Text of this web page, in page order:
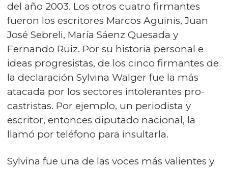
del año 2003. Los otros cuatro firmantes
fueron los escritores Marcos Aguinis, Juan
José Sebreli, María Sáenz Quesada y
Fernando Ruiz. Por su historia personal e
ideas progresistas, de los cinco firmantes de
la declaración Sylvina Walger fue la más
atacada por los sectores intolerantes pro-
castristas. Por ejemplo, un periodista y
escritor, entonces diputado nacional, la
llamó por teléfono para insultarla.
Sylvina fue una de las voces más valientes y